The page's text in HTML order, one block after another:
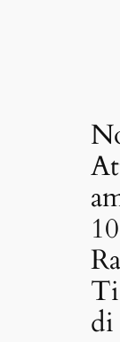
10
di